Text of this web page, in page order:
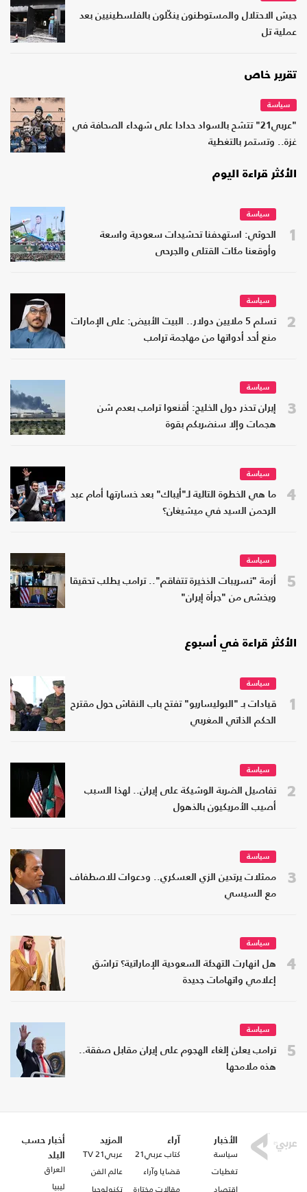
جيش الاحتلال والمستوطنون ينكّلون بالفلسطينيين بعد
عملية تل
تقرير خاص
سياسة
"عربي21" تتشح بالسواد حدادا على شهداء الصحافة في
غزة.. وتستمر بالتغطية
الأكثر قراءة اليوم
1
سياسة
الحوثي: استهدفنا تحشيدات سعودية واسعة
وأوقعنا مئات القتلى والجرحى
2
سياسة
تسلم 5 ملايين دولار.. البيت الأبيض: على الإمارات
منع أحد أدواتها من مهاجمة ترامب
3
سياسة
إيران تحذر دول الخليج: أقنعوا ترامب بعدم شن
هجمات وإلا سنضربكم بقوة
4
سياسة
ما هي الخطوة التالية لـ"أيباك" بعد خسارتها أمام عبد
الرحمن السيد في ميشيغان؟
5
سياسة
أزمة "تسريبات الذخيرة تتفاقم".. ترامب يطلب تحقيقا
ويخشى من "جرأة إيران"
الأكثر قراءة في أسبوع
1
سياسة
قيادات بـ "البوليساريو" تفتح باب النقاش حول مقترح
الحكم الذاتي المغربي
2
سياسة
تفاصيل الضربة الوشيكة على إيران.. لهذا السبب
أصيب الأمريكيون بالذهول
3
سياسة
ممثلات يرتدين الزي العسكري.. ودعوات للاصطفاف
مع السيسي
4
سياسة
هل انهارت التهدئة السعودية الإماراتية؟ تراشق
إعلامي واتهامات جديدة
5
سياسة
ترامب يعلن إلغاء الهجوم على إيران مقابل صفقة..
هذه ملامحها
الأخبار
سياسة
تغطيات
اقتصاد
آراء
كتاب عربي21
قضايا وآراء
مقالات مختارة
المزيد
عربي21 TV
عالم الفن
تكنولوجيا
أخبار حسب
البلد
العراق
ليبيا